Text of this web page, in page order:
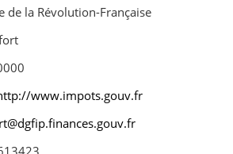
de la Révolution-Française
www.impots.gouv.fr